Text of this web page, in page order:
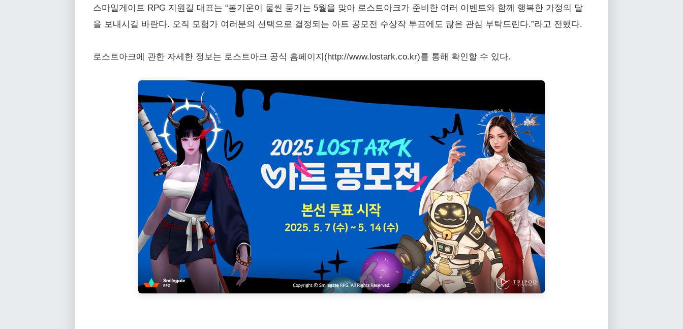
스마일게이트 RPG 지원길 대표는 “봄기운이 물씬 풍기는 5월을 맞아 로스트아크가 준비한 여러 이벤트와 함께 행복한 가정의 달
을 보내시길 바란다. 오직 모험가 여러분의 선택으로 결정되는 아트 공모전 수상작 투표에도 많은 관심 부탁드린다.”라고 전했다.
로스트아크에 관한 자세한 정보는 로스트아크 공식 홈페이지(http://www.lostark.co.kr)를 통해 확인할 수 있다.